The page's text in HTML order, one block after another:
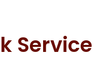
Service